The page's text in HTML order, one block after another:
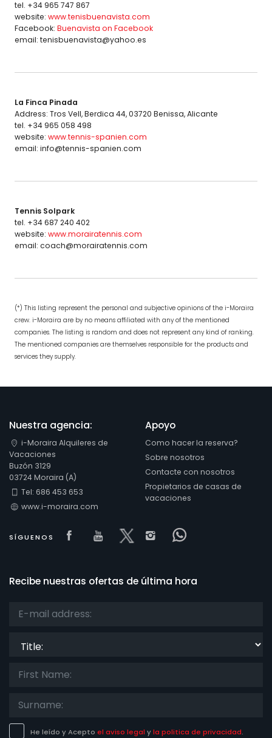
tel. +34 965 747 867
website: www.tenisbuenavista.com
Facebook: Buenavista on Facebook
email: tenisbuenavista@yahoo.es
La Finca Pinada
Address: Tros Vell, Berdica 44, 03720 Benissa, Alicante
tel. +34 965 058 498
website: www.tennis-spanien.com
email: info@tennis-spanien.com
Tennis Solpark
tel. +34 687 240 402
website: www.morairatennis.com
email: coach@morairatennis.com
(*) This listing represent the personal and subjective opinions of the i-Moraira
crew. i-Moraira are by no means affiliated with any of the mentioned
companies. The listing is random and does not represent any kind of ranking.
The mentioned companies are themselves responsible for the products and
services they supply.
Nuestra agencia:
i-Moraira Alquileres de
Vacaciones
Buzón 3129
03724 Moraira (A)
Tel: 686 453 653
www.i-moraira.com
SÍGUENOS Visit our Facebook page
Visit our youtube page
Visit our x page
Visit our isntagram
Visit our
Apoyo
Como hacer la reserva?
Sobre nosotros
Contacte con nosotros
Propietarios de casas de
vacaciones
Recibe nuestras ofertas de última hora
He leído y Acepto el aviso legal yla politica de privacidad.